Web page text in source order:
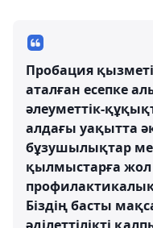
Пробация
аталған есепке
әлеуметтік-
алдағы уақытта
бұзушылықтар
қылмыстарға
профилактикалық
Біздің басты